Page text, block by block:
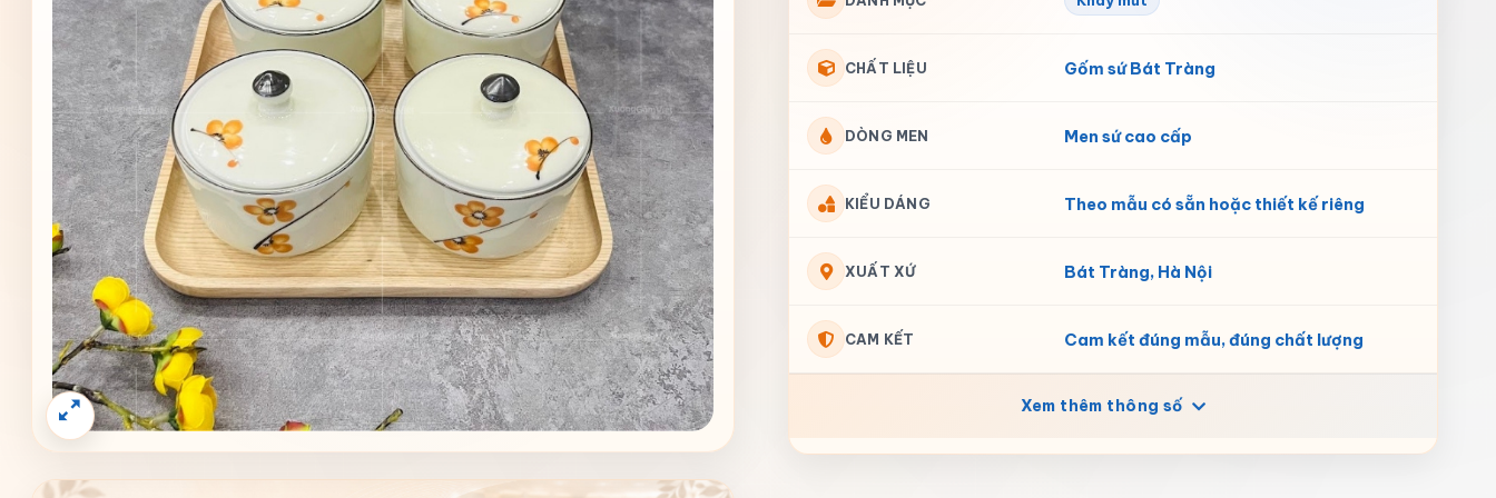
CHẤT LIỆU Gốm sứ Bát Tràng
DÒNG MEN Men sứ cao cấp
KIỂU DÁNG Theo mẫu có sẵn hoặc thiết kế riêng
XUẤT XỨ Bát Tràng, Hà Nội
CAM KẾT Cam kết đúng mẫu, đúng chất lượng
Xem thêm thông số